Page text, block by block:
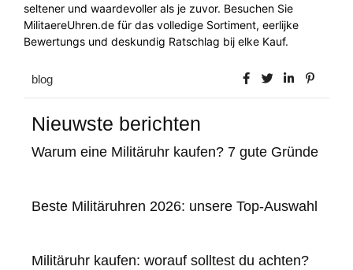
seltener und waardevoller als je zuvor. Besuchen Sie
MilitaereUhren.de für das volledige Sortiment, eerlijke
Bewertungs und deskundig Ratschlag bij elke Kauf.
blog
Nieuwste berichten
Warum eine Militäruhr kaufen? 7 gute Gründe
Beste Militäruhren 2026: unsere Top-Auswahl
Militäruhr kaufen: worauf solltest du achten?